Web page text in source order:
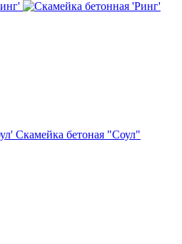
Скамейка бетоная "Соул"